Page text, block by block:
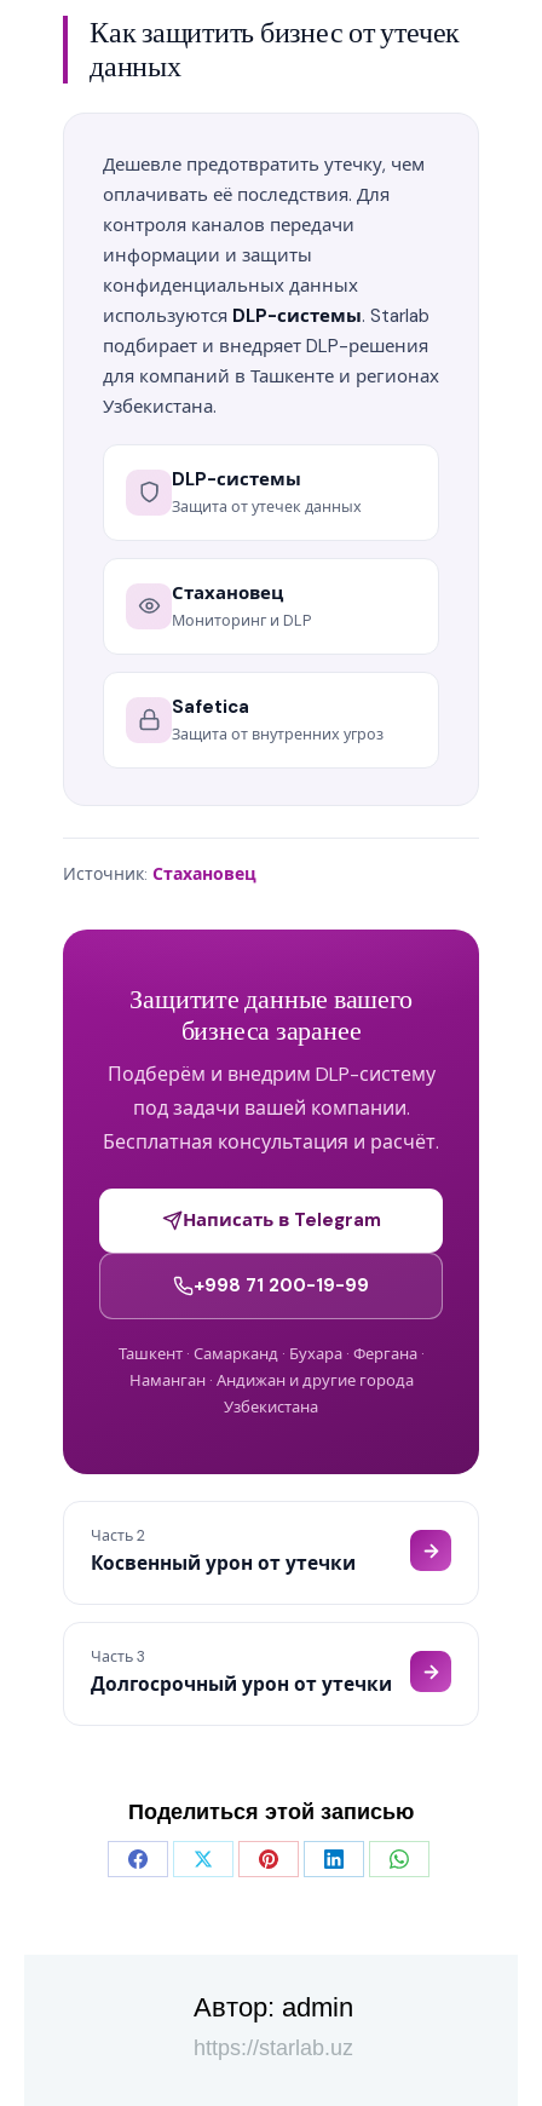
Как защитить бизнес от утечек
данных
Дешевле предотвратить утечку, чем
оплачивать её последствия. Для
контроля каналов передачи
информации и защиты
конфиденциальных данных
используются DLP-системы. Starlab
подбирает и внедряет DLP-решения
для компаний в Ташкенте и регионах
Узбекистана.
DLP-системы
Защита от утечек данных
Стахановец
Мониторинг и DLP
Safetica
Защита от внутренних угроз
Источник: Стахановец
Защитите данные вашего
бизнеса заранее
Подберём и внедрим DLP-систему
под задачи вашей компании.
Бесплатная консультация и расчёт.
Написать в Telegram
+998 71 200-19-99
Ташкент · Самарканд · Бухара · Фергана ·
Наманган · Андижан и другие города
Узбекистана
Часть 2
Косвенный урон от утечки
Часть 3
Долгосрочный урон от утечки
Поделиться этой записью
Автор: admin
https://starlab.uz